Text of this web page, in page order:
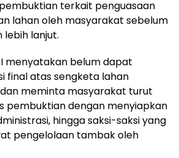
terkait penguasaan
lahan oleh masyarakat sebelum
lebih lanjut.
I menyatakan belum dapat
final atas sengketa lahan
meminta masyarakat turut
pembuktian dengan menyiapkan
hingga saksi-saksi yang
pengelolaan tambak oleh